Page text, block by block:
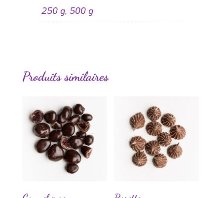
250 g, 500 g
Produits similaires